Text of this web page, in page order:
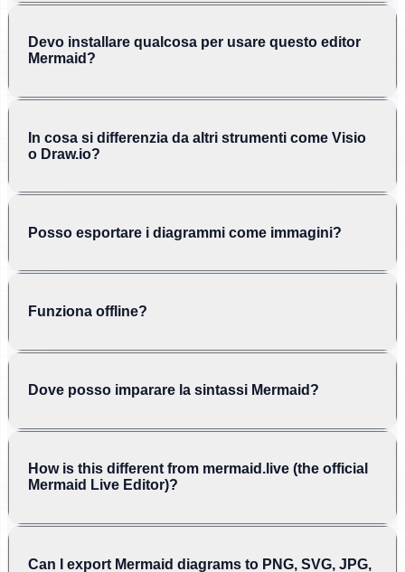
Devo installare qualcosa per usare questo editor
Mermaid?
In cosa si differenzia da altri strumenti come Visio
o Draw.io?
Posso esportare i diagrammi come immagini?
Funziona offline?
Dove posso imparare la sintassi Mermaid?
How is this different from mermaid.live (the official
Mermaid Live Editor)?
Can I export Mermaid diagrams to PNG, SVG, JPG,